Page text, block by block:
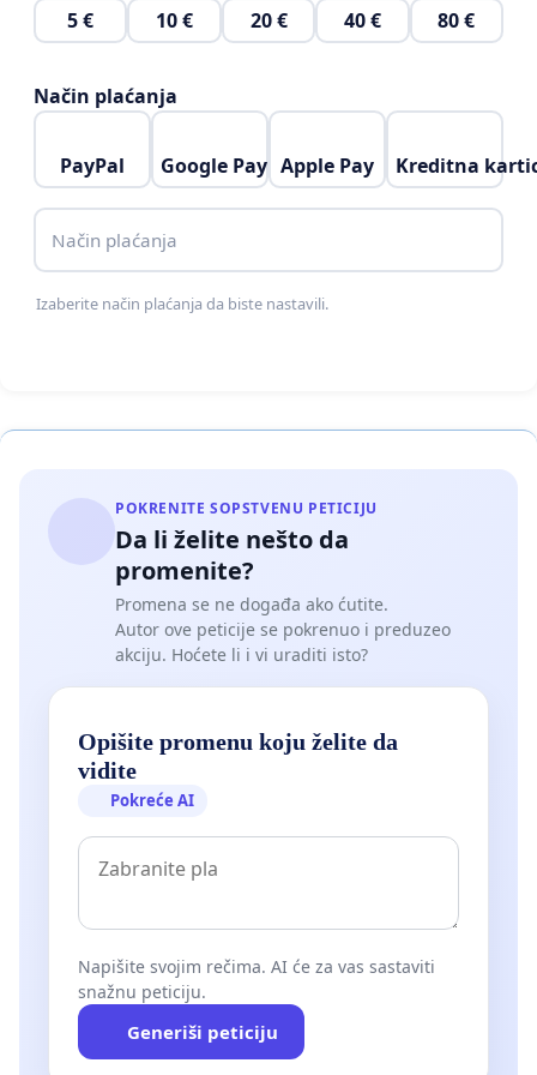
5 €
10 € 20 € 40 € 80 €
Način plaćanja
PayPal Google Pay Apple Pay Kreditna
Način plaćanja
Izaberite način plaćanja da biste nastavili.
POKRENITE SOPSTVENU PETICIJU
Da li želite nešto da
promenite?
Promena se ne događa ako ćutite.
Autor ove peticije se pokrenuo i preduzeo
akciju. Hoćete li i vi uraditi isto?
Opišite promenu koju želite da
vidite
Pokreće AI
Napišite svojim rečima. AI će za vas sastaviti
snažnu peticiju.
Generiši peticiju